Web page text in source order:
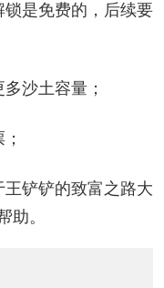
是免费的，后续要
沙土容量；
铲铲的致富之路大
助。